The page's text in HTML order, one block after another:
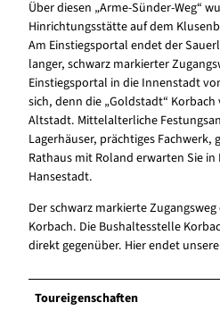
Über diesen „Arme-Sünder-Weg“
Hinrichtungsstätte auf dem
Am Einstiegsportal endet der
langer, schwarz markierter
Einstiegsportal in die Innenstadt
sich, denn die „Goldstadt“
Altstadt. Mittelalterliche
Lagerhäuser, prächtiges Fachwerk,
Rathaus mit Roland erwarten Sie in
Hansestadt.
Der schwarz markierte
Korbach. Die Bushaltesstelle
direkt gegenüber. Hier endet
Toureigenschaften